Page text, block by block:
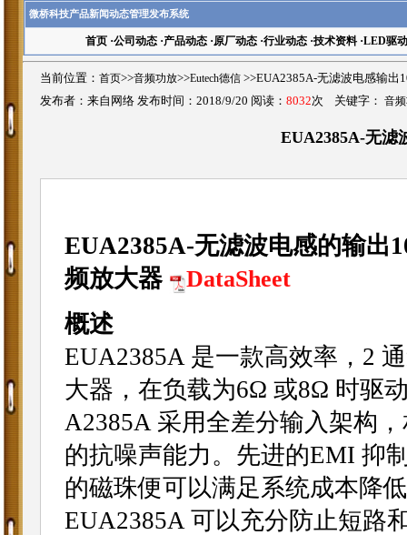
微桥科技产品新闻动态管理发布系统
首页·公司动态·产品动态·原厂动态·行业动态·技术资料·LED驱动
当前位置： 首页>>音频功放>>Eutech德信 >>EUA2385A-无滤波电感输
发布者：来自网络 发布时间：2018/9/20 阅读： 8032次 关键字： 音
EUA2385A-无滤
EUA2385A-无滤波电感的输出
频放大器
DataSheet
概述
EUA2385A 是一款高效率，2
大器，在负载为6Ω 或8Ω 时驱
A2385A 采用全差分输入架构
的抗噪声能力。先进的EMI 抑
的磁珠便可以满足系统成本降
EUA2385A 可以充分防止短路